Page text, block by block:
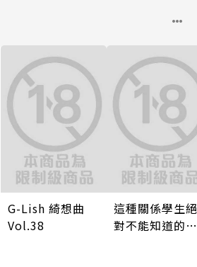
G-Lish 綺想曲
Vol.38
這種關係學生絕
對不能知道的